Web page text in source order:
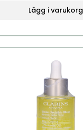
Lägg i varukorg